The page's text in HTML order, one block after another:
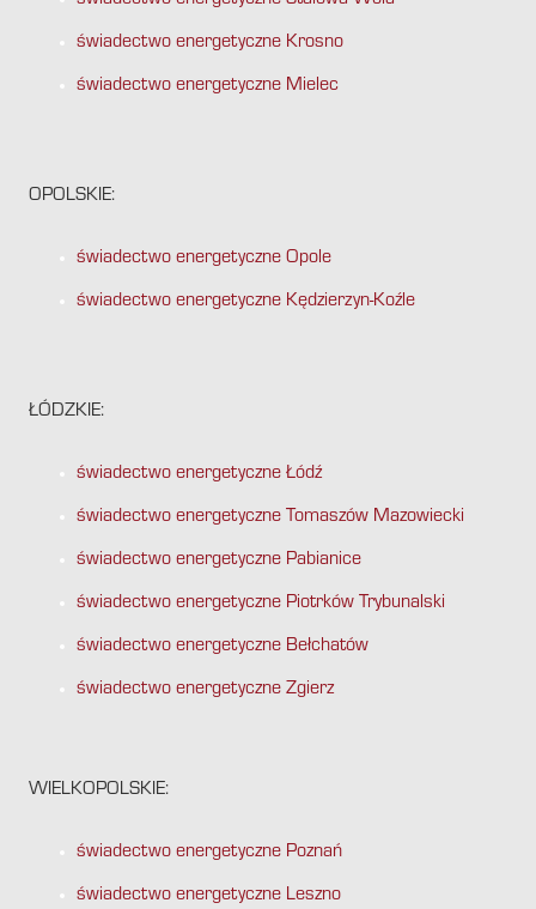
świadectwo energetyczne Krosno
świadectwo energetyczne Mielec
OPOLSKIE:
świadectwo energetyczne Opole
świadectwo energetyczne Kędzierzyn-Koźle
ŁÓDZKIE:
świadectwo energetyczne Łódź
świadectwo energetyczne Tomaszów Mazowiecki
świadectwo energetyczne Pabianice
świadectwo energetyczne Piotrków Trybunalski
świadectwo energetyczne Bełchatów
świadectwo energetyczne Zgierz
WIELKOPOLSKIE:
świadectwo energetyczne Poznań
świadectwo energetyczne Leszno